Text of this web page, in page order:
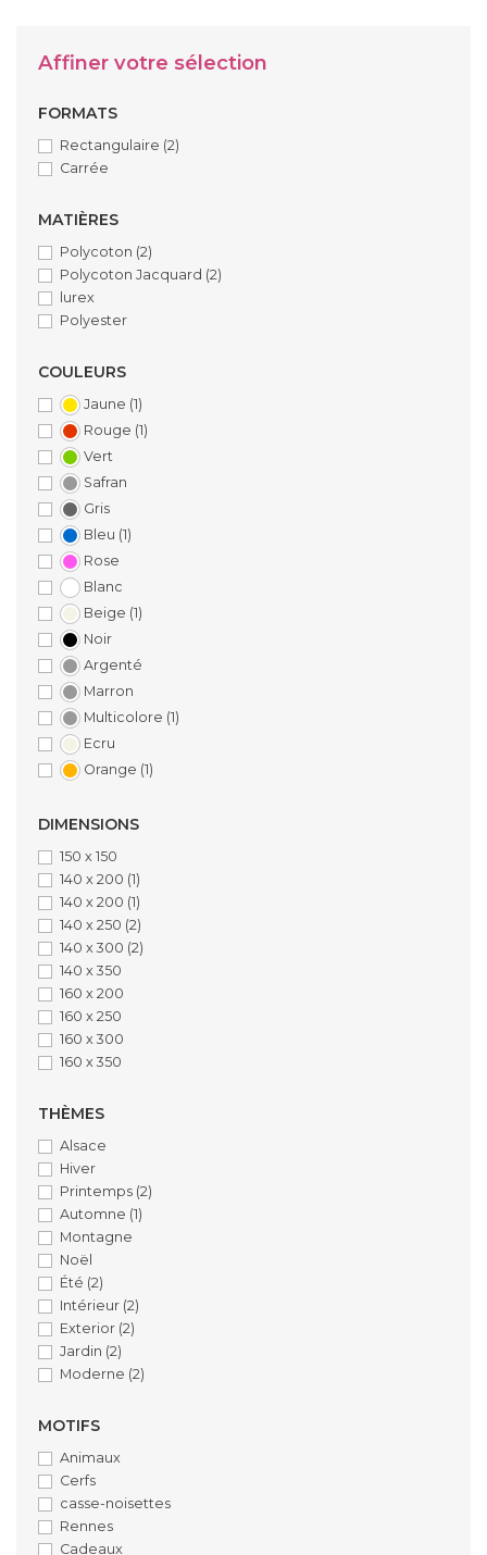
Affiner votre sélection
FORMATS
Rectangulaire (2)
Carrée
MATIÈRES
Polycoton (2)
Polycoton Jacquard (2)
lurex
Polyester
COULEURS
Jaune (1)
Rouge (1)
Vert
Safran
Gris
Bleu (1)
Rose
Blanc
Beige (1)
Noir
Argenté
Marron
Multicolore (1)
Ecru
Orange (1)
DIMENSIONS
150 x 150
140 x 200 (1)
140 x 200 (1)
140 x 250 (2)
140 x 300 (2)
140 x 350
160 x 200
160 x 250
160 x 300
160 x 350
THÈMES
Alsace
Hiver
Printemps (2)
Automne (1)
Montagne
Noël
Été (2)
Intérieur (2)
Exterior (2)
Jardin (2)
Moderne (2)
MOTIFS
Animaux
Cerfs
casse-noisettes
Rennes
Cadeaux